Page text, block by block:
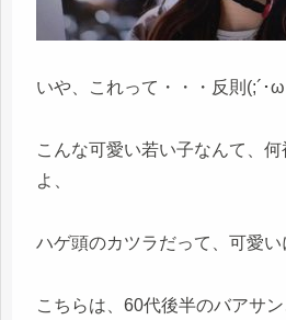
いや、これって・・・反則(;´･
こんな可愛い若い子なんて、
よ、
ハゲ頭のカツラだって、可愛い
こちらは、60代後半のバアサン